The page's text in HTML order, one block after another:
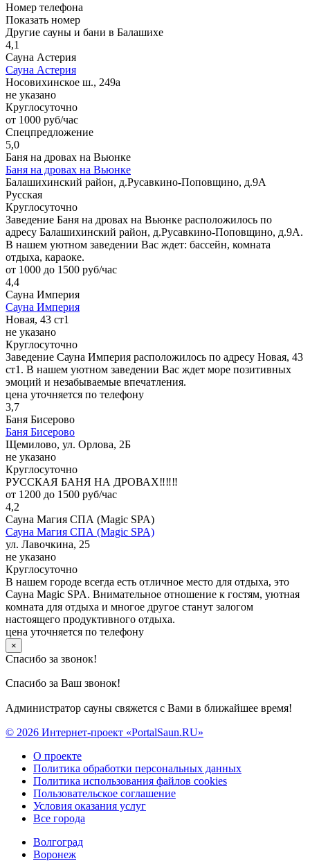
Номер телефона
Показать номер
Другие сауны и бани в Балашихе
4,1
Сауна Астерия
Сауна Астерия
Носовихинское ш., 249а
не указано
Круглосуточно
от 1000 руб/час
Спецпредложение
5,0
Баня на дровах на Вьюнке
Баня на дровах на Вьюнке
Балашихинский район, д.Русавкино-Поповщино, д.9А
Русская
Круглосуточно
Заведение Баня на дровах на Вьюнке расположилось по
адресу Балашихинский район, д.Русавкино-Поповщино, д.9А.
В нашем уютном заведении Вас ждет: бассейн, комната
отдыха, караоке.
от 1000 до 1500 руб/час
4,4
Сауна Империя
Сауна Империя
Новая, 43 ст1
не указано
Круглосуточно
Заведение Сауна Империя расположилось по адресу Новая, 43
ст1. В нашем уютном заведении Вас ждет море позитивных
эмоций и незабываемые впечатления.
цена уточняется по телефону
3,7
Баня Бисерово
Баня Бисерово
Щемилово, ул. Орлова, 2Б
не указано
Круглосуточно
РУССКАЯ БАНЯ НА ДРОВАХ‼️‼️‼️
от 1200 до 1500 руб/час
4,2
Сауна Магия СПА (Magic SPA)
Сауна Магия СПА (Magic SPA)
ул. Лавочкина, 25
не указано
Круглосуточно
В нашем городе всегда есть отличное место для отдыха, это
Сауна Magic SPA. Внимательное отношение к гостям, уютная
комната для отдыха и многое другое станут залогом
настоящего продуктивного отдыха.
цена уточняется по телефону
×
Спасибо за звонок!
Спасибо за Ваш звонок!
Администратор сауны свяжется с Вами в ближайшее время!
© 2026 Интернет-проект «PortalSaun.RU»
О проекте
Политика обработки персональных данных
Политика использования файлов cookies
Пользовательское соглашение
Условия оказания услуг
Все города
Волгоград
Воронеж